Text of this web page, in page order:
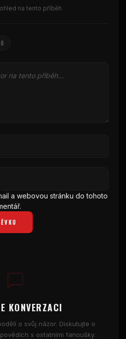
na tento příběh
0
a webovou stránku do tohoto
KONVERZACI
o svůj názor. Diskutujte o
s ostatními fanoušky.